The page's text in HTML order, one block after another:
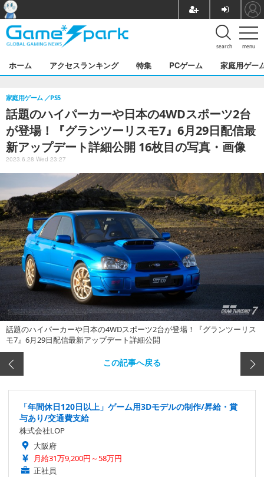
menu
search
ホーム アクセスランキング 特集 PCゲーム 家庭用ゲー
話題のハイパーカーや日本の4WDスポーツ2台
が登場！『グランツーリスモ7』6月29日配信最
新アップデート詳細公開 16枚目の写真・画像
家庭用ゲーム PS5
2023.6.28 Wed 23:27
話題のハイパーカーや日本の4WDスポーツ2台が登場！『グランツーリス
モ7』6月29日配信最新アップデート詳細公開
この記事へ戻る
「年間休日120日以上」ゲーム用3Dモデルの制作/昇給・賞
与あり/交通費支給
株式会社LOP
大阪府
月給31万9,200円～58万円
正社員